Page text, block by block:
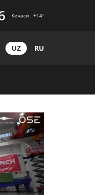
Кечаси +14°
UZ RU